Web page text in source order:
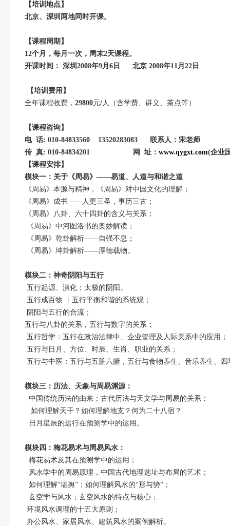
【培训地点】
北京、深圳两地同时开课。
【课程周期】
12个月，每月一次，周末2天课程。
开课时间： 深圳2008年9月6日 北京 2008年11月22日
【培训费用】
全年课程收费， 29800元/人（含学费、讲义、茶点等）
【课程咨询】
电 话: 010-84833560 13520283083
联系人：宋老师
传 真: 010-84834201 网 址： www.qygxt.com(企业
【课程安排】
模块一：关于《周易》——易道、人道与和谐之道
《周易》本源与精神，《周易》对中国文化的理解；
《周易》成书——人更三圣，事历三古；
《周易》八卦、六十四卦的含义与关系；
《周易》中河图洛书的奥妙解读；
《周易》乾卦解析——自强不息；
《周易》坤卦解析——厚德载物。
模块二：神奇阴阳与五行
五行起源、演化；太极的阴阳。
五行成百物 ：五行平衡和谐的系统观；
阴阳与五行的合流；
五行与八卦的关系，五行与数字的关系；
五行哲学：五行在政治法律中、企业管理及人际关系中的应用；
五行与日月、方位、时辰、生肖、职业的关系；
五行与中医：五行与五脏六腑，五行与食物养生、音乐养生、四
模块三：历法、天象与周易渊源：
中国传统历法的由来；古代历法与天文学与周易的关系；
如何理解天干？如何理解地支？何为二十八宿？
日月星辰的运行在预测学中的运用。
模块四：梅花易术与周易风水：
梅花易术及其在预测学中的运用；
风水学中的周易原理，中国古代地理选址与布局的艺术；
如何理解“堪舆”；如何理解风水的“形与势”；
玄空学与风水；玄空风水的特点与核心；
环境风水调理的十五大原则；
办公风水、家居风水、建筑风水的案例解析。